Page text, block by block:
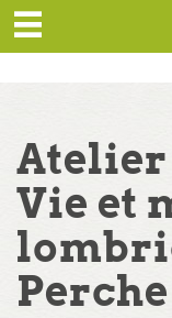
Vie et
Perche